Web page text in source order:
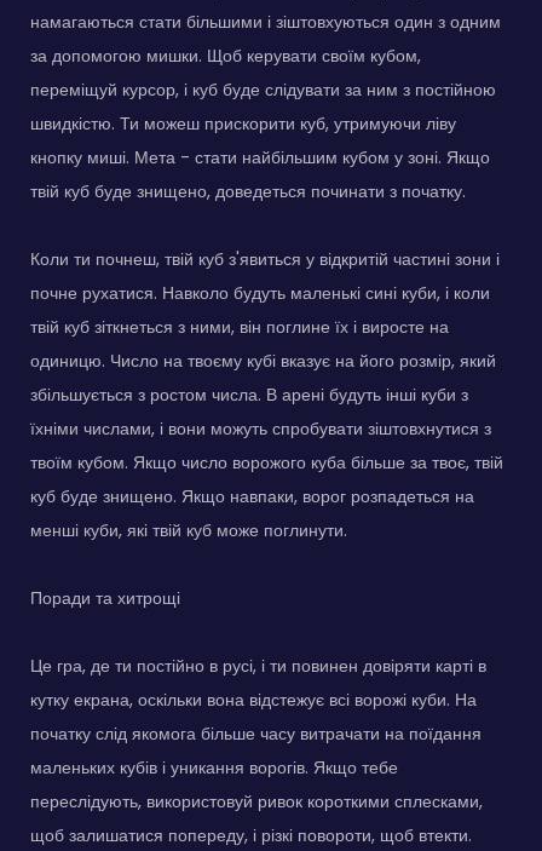
намагаються стати більшими і зіштовхуються один з одним
за допомогою мишки. Щоб керувати своїм кубом,
переміщуй курсор, і куб буде слідувати за ним з постійною
швидкістю. Ти можеш прискорити куб, утримуючи ліву
кнопку миші. Мета - стати найбільшим кубом у зоні. Якщо
твій куб буде знищено, доведеться починати з початку.
Коли ти почнеш, твій куб з'явиться у відкритій частині зони і
почне рухатися. Навколо будуть маленькі сині куби, і коли
твій куб зіткнеться з ними, він поглине їх і виросте на
одиницю. Число на твоєму кубі вказує на його розмір, який
збільшується з ростом числа. В арені будуть інші куби з
їхніми числами, і вони можуть спробувати зіштовхнутися з
твоїм кубом. Якщо число ворожого куба більше за твоє, твій
куб буде знищено. Якщо навпаки, ворог розпадеться на
менші куби, які твій куб може поглинути.
Поради та хитрощі
Це гра, де ти постійно в русі, і ти повинен довіряти карті в
кутку екрана, оскільки вона відстежує всі ворожі куби. На
початку слід якомога більше часу витрачати на поїдання
маленьких кубів і уникання ворогів. Якщо тебе
переслідують, використовуй ривок короткими сплесками,
щоб залишатися попереду, і різкі повороти, щоб втекти.